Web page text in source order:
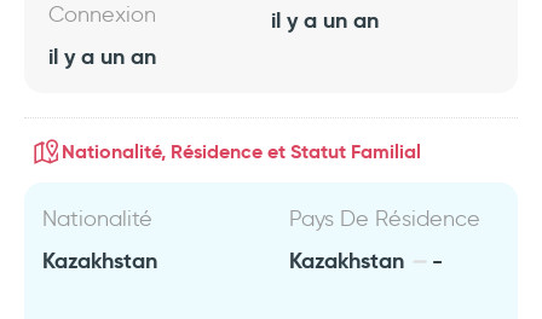
Connexion
il y a un an
il y a un an
Nationalité, Résidence et Statut Familial
Nationalité
Kazakhstan
Pays De Résidence
Kazakhstan -